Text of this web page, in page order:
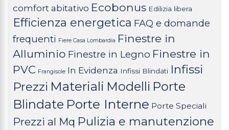
comfort abitativo Ecobonus Edilizia libera
Efficienza energetica FAQ e domande
frequenti Fiere Casa Lombardia Finestre in
Alluminio Finestre in Legno Finestre in
PVC Frangisole In Evidenza Infissi Blindati Infissi
Prezzi Materiali Modelli Porte
Blindate Porte Interne Porte Speciali
Prezzi al Mq Pulizia e manutenzione